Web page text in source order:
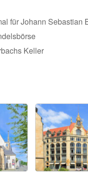
für Johann Sebastian
Keller